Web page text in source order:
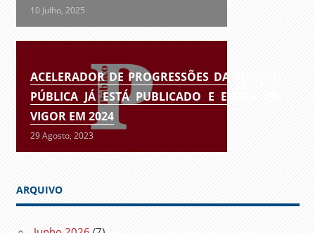
10 Julho, 2025
ACELERADOR DE PROGRESSÕES DA FUNÇÃO
PÚBLICA JÁ ESTÁ PUBLICADO E ENTRA EM
VIGOR EM 2024
29 Agosto, 2023
ARQUIVO